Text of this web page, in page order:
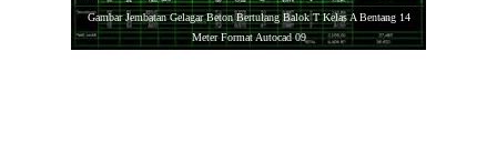
Gambar Jembatan Gelagar Beton Bertulang Balok T Kelas A Bentang 14
Meter Format Autocad 09